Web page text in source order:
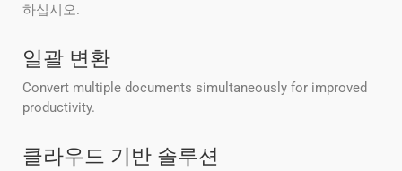
하십시오.
일괄 변환
Convert multiple documents simultaneously for improved
productivity.
클라우드 기반 솔루션